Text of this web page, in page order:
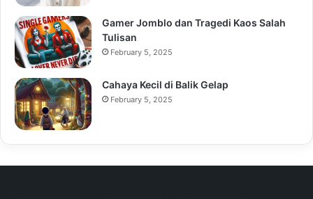
Gamer Jomblo dan Tragedi Kaos Salah
Tulisan
February 5, 2025
Cahaya Kecil di Balik Gelap
February 5, 2025